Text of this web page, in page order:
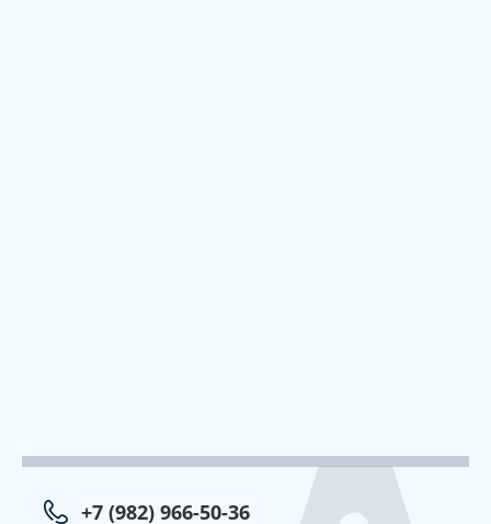
+7 (982) 966-50-36